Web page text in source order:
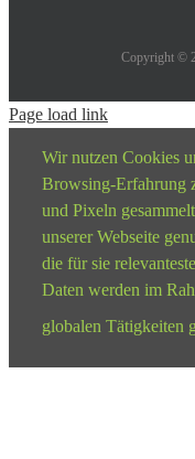
Copyright ©
Page load link
Wir nutzen Cookies
Browsing-Erfahrung
und Pixeln
unserer Webseite
die für sie
Daten werden im
globalen Tätigkeiten